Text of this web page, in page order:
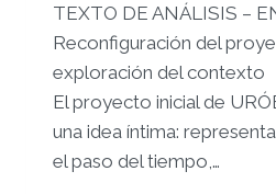
TEXTO DE ANÁLISIS –
Reconfiguración del
exploración del contexto
El proyecto inicial de
una idea íntima:
el paso del tiempo, …